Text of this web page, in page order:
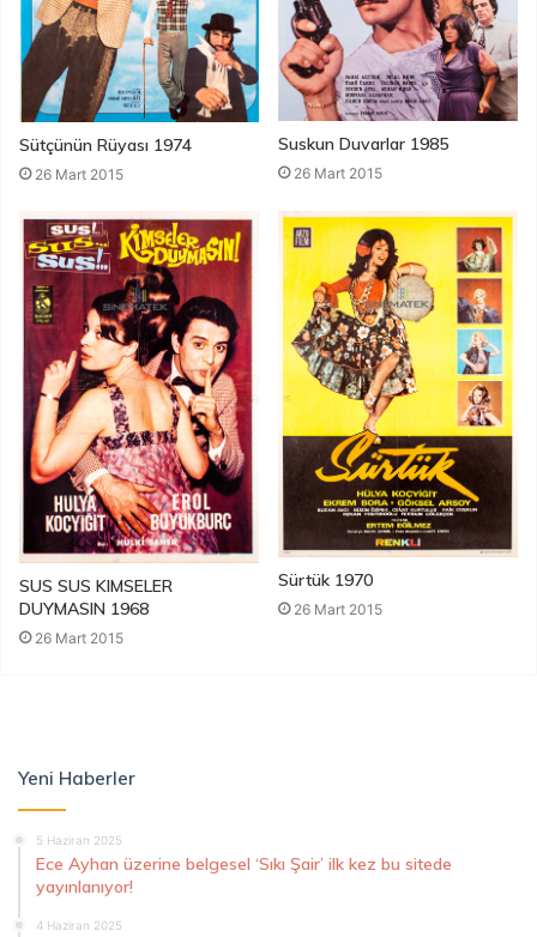
Sütçünün Rüyası 1974
26 Mart 2015
Suskun Duvarlar 1985
26 Mart 2015
SUS SUS KIMSELER
DUYMASIN 1968
26 Mart 2015
Sürtük 1970
26 Mart 2015
Yeni Haberler
5 Haziran 2025
Ece Ayhan üzerine belgesel ‘Sıkı Şair’ ilk kez bu sitede
yayınlanıyor!
4 Haziran 2025